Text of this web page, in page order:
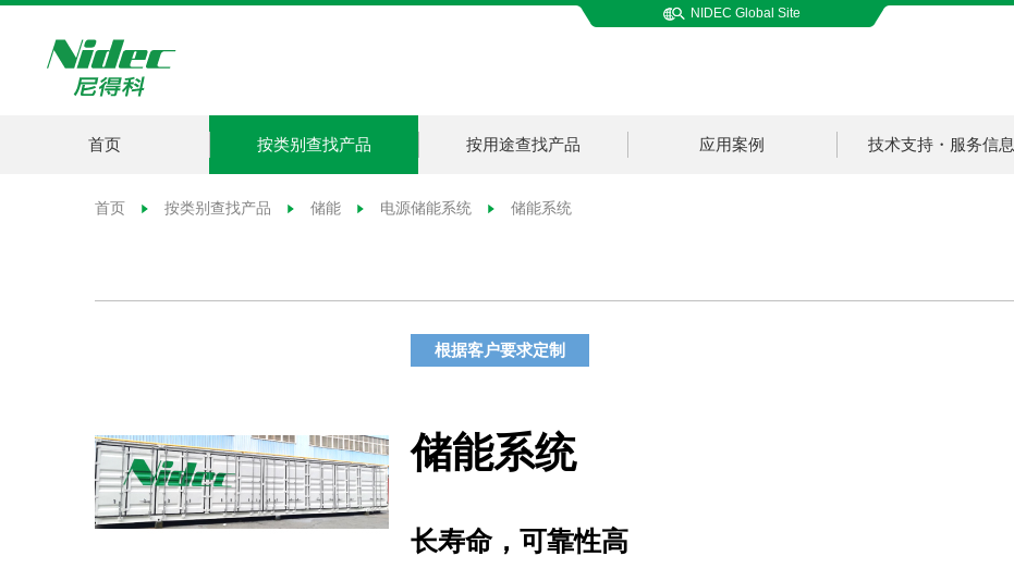
NIDEC Global Site
首页 按类别查找产品 按用途查找产品 应用案例 技术支持・服务信息
首页 按类别查找产品 储能 电源储能系统 储能系统
根据客户要求定制
储能系统
长寿命，可靠性高